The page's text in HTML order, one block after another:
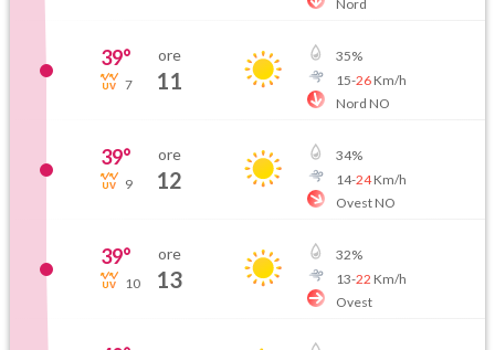
Nord
39°
7
ore
11
35%
15-26Km/h
Nord NO
39°
9
ore
12
34%
14-24Km/h
Ovest NO
39°
10
ore
13
32%
13-22 Km/h
Ovest